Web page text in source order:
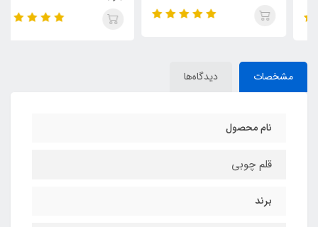
مشخصات دیدگاه‌ها
نام محصول
قلم چوبی
برند